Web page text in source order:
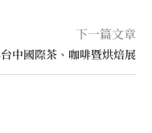
下一篇文章
中國際茶、咖啡暨烘焙展